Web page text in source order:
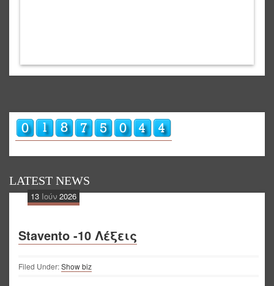
LATEST NEWS
13 Ιούν 2026
Stavento -10 Λέξεις
Filed Under:Show biz